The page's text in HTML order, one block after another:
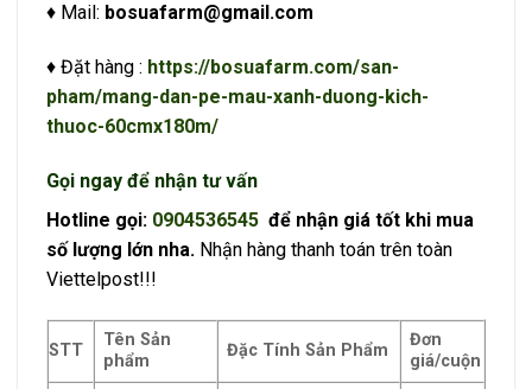
♦ Mail: bosuafarm@gmail.com
♦ Đặt hàng : https://bosuafarm.com/san-
pham/mang-dan-pe-mau-xanh-duong-kich-
thuoc-60cmx180m/
Gọi ngay để nhận tư vấn
Hotline gọi: 0904536545 để nhận giá tốt khi mua
số lượng lớn nha. Nhận hàng thanh toán trên toàn
Viettelpost!!!
STT
Tên Sản
phẩm
Đặc Tính Sản Phẩm
Đơn
giá/cuộn